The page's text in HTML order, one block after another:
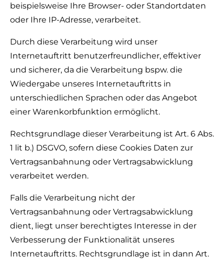
beispielsweise Ihre Browser- oder Standortdaten
oder Ihre IP-Adresse, verarbeitet.
Durch diese Verarbeitung wird unser
Internetauftritt benutzerfreundlicher, effektiver
und sicherer, da die Verarbeitung bspw. die
Wiedergabe unseres Internetauftritts in
unterschiedlichen Sprachen oder das Angebot
einer Warenkorbfunktion ermöglicht.
Rechtsgrundlage dieser Verarbeitung ist Art. 6 Abs.
1 lit b.) DSGVO, sofern diese Cookies Daten zur
Vertragsanbahnung oder Vertragsabwicklung
verarbeitet werden.
Falls die Verarbeitung nicht der
Vertragsanbahnung oder Vertragsabwicklung
dient, liegt unser berechtigtes Interesse in der
Verbesserung der Funktionalität unseres
Internetauftritts. Rechtsgrundlage ist in dann Art.